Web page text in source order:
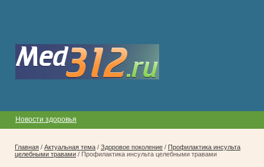
Новости здоровья
Главная / Актуальная тема / Здоровое поколение / Профилактика инсульта
целебными травами / Профилактика инсульта целебными травами